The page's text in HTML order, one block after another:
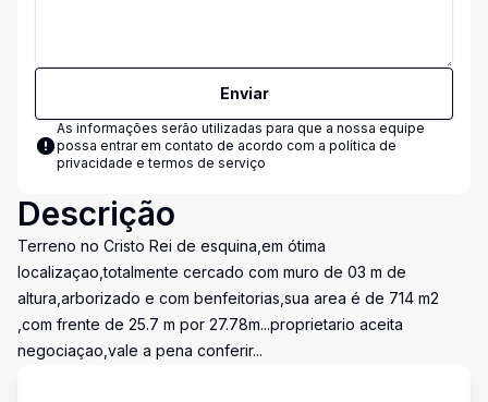
Enviar
As informações serão utilizadas para que a nossa equipe
possa entrar em contato de acordo com a política de
privacidade e termos de serviço
Descrição
Terreno no Cristo Rei de esquina,em ótima
localizaçao,totalmente cercado com muro de 03 m de
altura,arborizado e com benfeitorias,sua area é de 714 m2
,com frente de 25.7 m por 27.78m...proprietario aceita
negociaçao,vale a pena conferir...